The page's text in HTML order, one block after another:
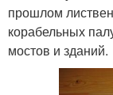
прошлом
корабельных
мостов и зданий.